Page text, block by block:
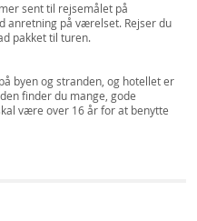
sent til rejsemålet på
anretning på værelset. Rejser du
pakket til turen.
byen og stranden, og hotellet er
finder du mange, gode
være over 16 år for at benytte